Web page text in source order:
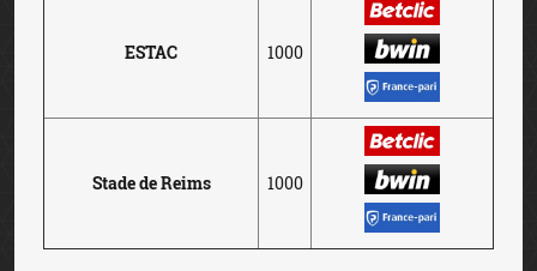
ESTAC 1000
Stade de Reims 1000